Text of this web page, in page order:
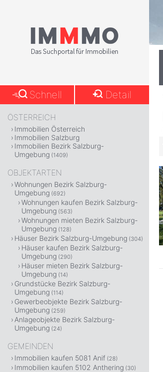
Schnell Detail
ÖSTERREICH
Immobilien Österreich
Immobilien Salzburg
Immobilien Bezirk Salzburg-
Umgebung (1409)
OBJEKTARTEN
Wohnungen Bezirk Salzburg-
Umgebung (692)
Wohnungen kaufen Bezirk Salzburg-
Umgebung (563)
Wohnungen mieten Bezirk Salzburg-
Umgebung (128)
Häuser Bezirk Salzburg-Umgebung (304)
Häuser kaufen Bezirk Salzburg-
Umgebung (290)
Häuser mieten Bezirk Salzburg-
Umgebung (14)
Grundstücke Bezirk Salzburg-
Umgebung (114)
Gewerbeobjekte Bezirk Salzburg-
Umgebung (259)
Anlageobjekte Bezirk Salzburg-
Umgebung (24)
GEMEINDEN
Immobilien kaufen 5081 Anif (28)
Immobilien kaufen 5102 Anthering (30)